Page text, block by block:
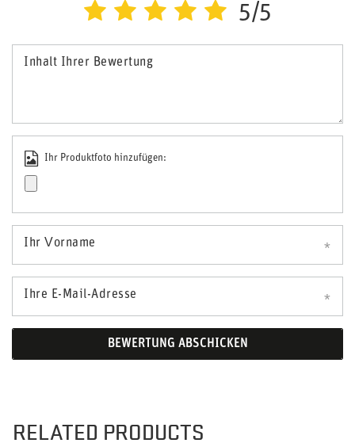
5/5
Inhalt Ihrer Bewertung
Ihr Produktfoto hinzufügen:
Ihr Vorname
Ihre E-Mail-Adresse
BEWERTUNG ABSCHICKEN
RELATED PRODUCTS